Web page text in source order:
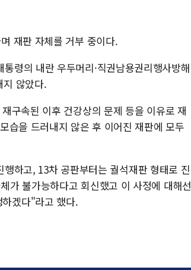
재판 자체를 거부 중이다.
령의 내란 우두머리·직권남용권리행사방해
지 않았다.
구속된 이후 건강상의 문제 등을 이유로 재
습을 드러내지 않은 후 이어진 재판에 모두
하고, 13차 공판부터는 궐석재판 형태로 진
가 불가능하다고 회신했고 이 사정에 대해선
겠다"라고 했다.